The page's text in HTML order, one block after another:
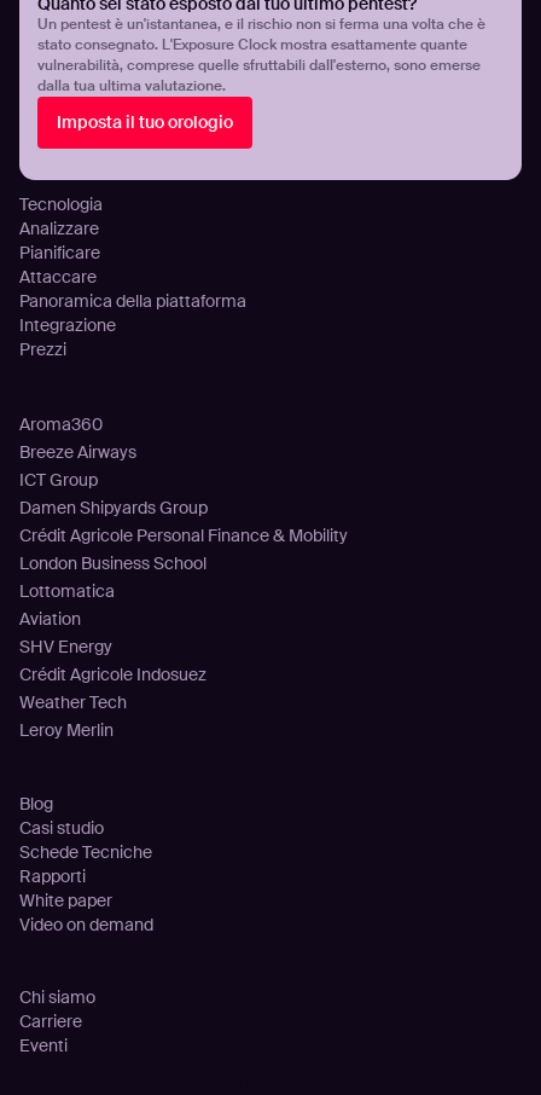
Un pentest è un'istantanea, e il rischio non si ferma una volta che è
stato consegnato. L'Exposure Clock mostra esattamente quante
vulnerabilità, comprese quelle sfruttabili dall'esterno, sono emerse
dalla tua ultima valutazione.
Imposta il tuo orologio
Gestione continua della superficie di attacco
Gestione dell’esposizione alle minacce
Rilevamento infostealer
Visibilità e controllo dell’esposizione cloud
Configurazione Errata Ed Esposizione Del DNS
Piattaforma
Tecnologia
Analizzare
Pianificare
Attaccare
Panoramica della piattaforma
Integrazione
Prezzi
Aroma360
Breeze Airways
ICT Group
Damen Shipyards Group
Crédit Agricole Personal Finance & Mobility
London Business School
Lottomatica
Aviation
SHV Energy
Crédit Agricole Indosuez
Weather Tech
Leroy Merlin
Blog
Casi studio
Schede Tecniche
Rapporti
White paper
Video on demand
Chi siamo
Carriere
Eventi